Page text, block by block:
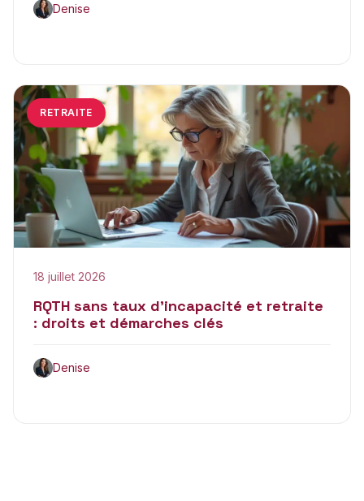
Denise
RETRAITE
18 juillet 2026
RQTH sans taux d’incapacité et retraite
: droits et démarches clés
Denise